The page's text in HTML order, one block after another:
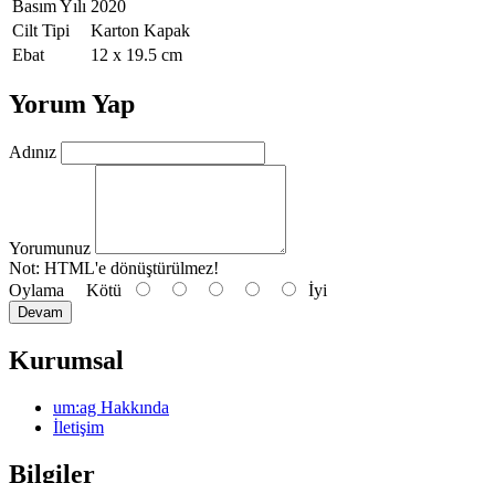
Basım Yılı 2020
Cilt Tipi
Karton Kapak
Ebat
12 x 19.5 cm
Yorum Yap
Adınız
Yorumunuz
Not: HTML'e dönüştürülmez!
Oylama Kötü İyi
Devam
Kurumsal
um:ag Hakkında
İletişim
Bilgiler